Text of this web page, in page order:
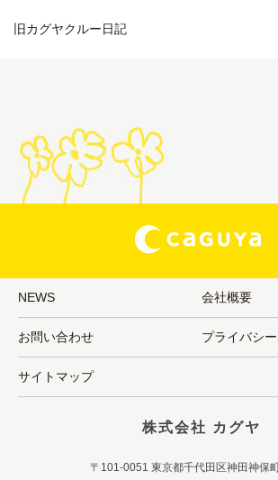
旧カグヤクルー日記
NEWS 会社概要
お問い合わせ プライバシ
サイトマップ
株式会社 カグヤ
〒101-0051 東京都千代田区神田神保